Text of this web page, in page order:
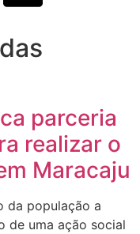
parceria
realizar o
Maracaju
da população a
de uma ação social